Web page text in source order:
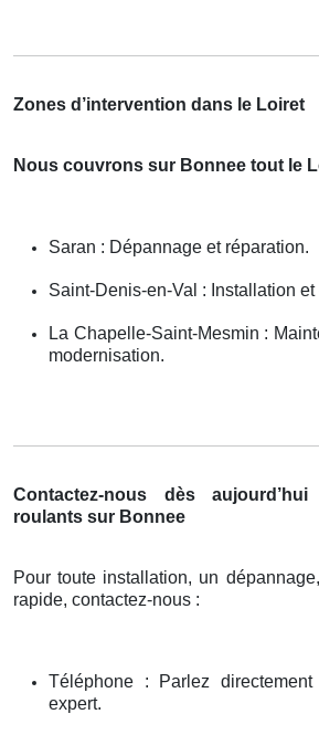
Zones d’intervention dans le Loiret
Nous couvrons sur Bonnee tout le
Saran : Dépannage et réparation.
Saint-Denis-en-Val : Installation et
La Chapelle-Saint-Mesmin :
modernisation.
Contactez-nous dès
roulants sur Bonnee
Pour toute installation, un
rapide, contactez-nous :
Téléphone : Parlez
expert.